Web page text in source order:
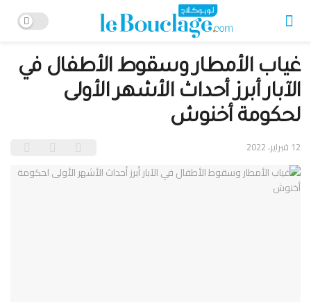
غياب الأمطار وسقوط الأطفال في
الآبار أبرز أحداث الأشهر الأولى
لحكومة أخنوش
12 فبراير، 2022